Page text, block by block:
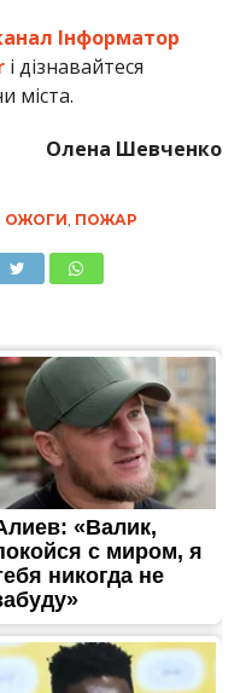
Інформатор
і дізнавайтеся
міста.
Олена Шевченко
ОЖОГИ, ПОЖАР